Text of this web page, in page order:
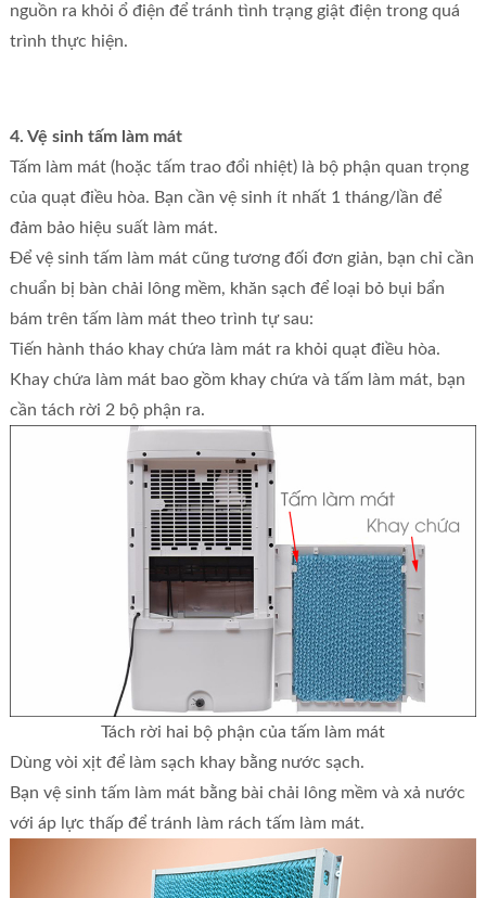
nguồn ra khỏi ổ điện để tránh tình trạng giật điện trong quá
trình thực hiện.
4. Vệ sinh tấm làm mát
Tấm làm mát (hoặc tấm trao đổi nhiệt) là bộ phận quan trọng
của quạt điều hòa. Bạn cần vệ sinh ít nhất 1 tháng/lần để
đảm bảo hiệu suất làm mát.
Để vệ sinh tấm làm mát cũng tương đối đơn giản, bạn chỉ cần
chuẩn bị bàn chải lông mềm, khăn sạch để loại bỏ bụi bẩn
bám trên tấm làm mát theo trình tự sau:
Tiến hành tháo khay chứa làm mát ra khỏi quạt điều hòa.
Khay chứa làm mát bao gồm khay chứa và tấm làm mát, bạn
cần tách rời 2 bộ phận ra.
Tách rời hai bộ phận của tấm làm mát
Dùng vòi xịt để làm sạch khay bằng nước sạch.
Bạn vệ sinh tấm làm mát bằng bài chải lông mềm và xả nước
với áp lực thấp để tránh làm rách tấm làm mát.